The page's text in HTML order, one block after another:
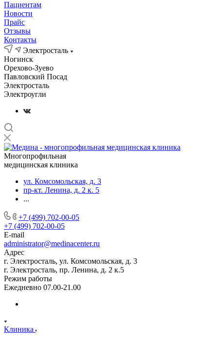
Пациентам
Новости
Прайс
Отзывы
Контакты
Электросталь
Ногинск
Орехово-Зуево
Павловский Посад
Электросталь
Электроугли
Многопрофильная
медицинская клиника
ул. Комсомольская, д. 3
пр-кт. Ленина, д. 2 к. 5
...
+7 (499) 702-00-05
+7 (499) 702-00-05
E-mail
administrator@medinacenter.ru
Адрес
г. Электросталь, ул. Комсомольская, д. 3
г. Электросталь, пр. Ленина, д. 2 к.5
Режим работы
Ежедневно 07.00-21.00
Клиника